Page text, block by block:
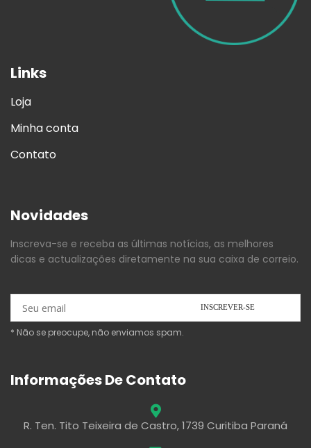
Links
Loja
Minha conta
Contato
Novidades
Inscreva-se e receba as últimas notícias, as melhores
dicas e actualizações diretamente na sua caixa de correio.
* Não se preocupe, não enviamos spam.
Informações De Contato
R. Ten. Tito Teixeira de Castro, 1739 Curitiba Paraná